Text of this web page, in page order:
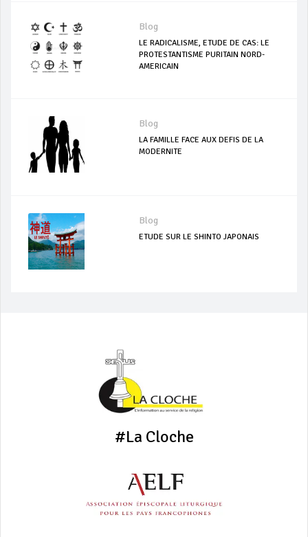
Blog
LE RADICALISME, ETUDE DE CAS: LE
PROTESTANTISME PURITAIN NORD-
AMERICAIN
Blog
LA FAMILLE FACE AUX DEFIS DE LA
MODERNITE
Blog
ETUDE SUR LE SHINTO JAPONAIS
#La Cloche